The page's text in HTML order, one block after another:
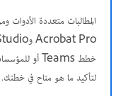
المطالبات متعددة الأدوات
خطط Teams أو للمؤسسات. تحقق من
لتأكيد ما هو متاح في خطتك.